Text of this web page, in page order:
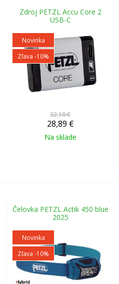
Zdroj PETZL Accu Core 2
USB-C
Novinka
Zľava -10%
32,10 €
28,89 €
Na sklade
Čelovka PETZL Actik 450 blue
2025
Novinka
Zľava -10%